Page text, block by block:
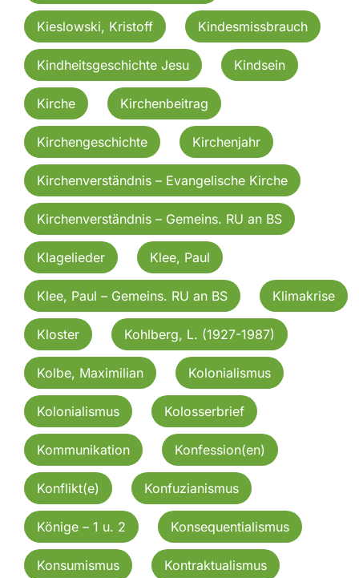
Kieslowski, Kristoff Kindesmissbrauch
Kindheitsgeschichte Jesu Kindsein
Kirche Kirchenbeitrag
Kirchengeschichte Kirchenjahr
Kirchenverständnis – Evangelische Kirche
Kirchenverständnis – Gemeins. RU an BS
Klagelieder Klee, Paul
Klee, Paul – Gemeins. RU an BS Klimakrise
Kloster Kohlberg, L. (1927-1987)
Kolbe, Maximilian Kolonialismus
Kolonialismus Kolosserbrief
Kommunikation Konfession(en)
Konflikt(e) Konfuzianismus
Könige – 1 u. 2 Konsequentialismus
Konsumismus Kontraktualismus